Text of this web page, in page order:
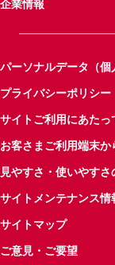
企業情報
パーソナルデータ（
プライバシーポリシー
サイトご利用にあたっ
お客さまご利用端末
見やすさ・使いやすさ
サイトメンテナンス情
サイトマップ
ご意見・ご要望